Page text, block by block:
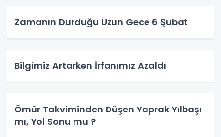
Zamanın Durduğu Uzun Gece 6 Şubat
Bilgimiz Artarken İrfanımız Azaldı
Ömür Takviminden Düşen Yaprak Yılbaşı
mı, Yol Sonu mu ?